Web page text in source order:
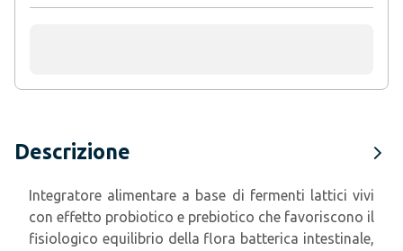
Descrizione
Integratore alimentare a base di fermenti lattici vivi
con effetto probiotico e prebiotico che favoriscono il
fisiologico equilibrio della flora batterica intestinale,